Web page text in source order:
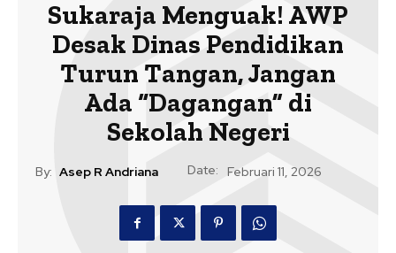
Sukaraja Menguak! AWP
Desak Dinas Pendidikan
Turun Tangan, Jangan
Ada “Dagangan” di
Sekolah Negeri
By: Asep R Andriana Date: Februari 11, 2026